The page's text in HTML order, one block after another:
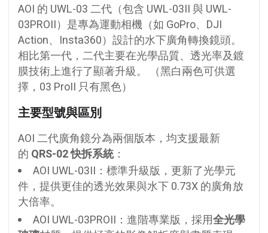
AOI 的 UWL-03 二代（包含 UWL-03II 與 UWL-
03PROII）是專為運動相機（如 GoPro、DJI
Action、Insta360）設計的水下廣角轉換鏡頭。
相比第一代，二代主要在光學品質、透光率及鍍
膜技術上進行了顯著升級。
（黑白兩色可供選
擇，03 ProII 只有黑色）
主要型號與區別
AOI 二代廣角鏡分為兩個版本，均支援最新
的 QRS-02 快拆系統：
AOI UWL-03II：標準升級版，更新了光學元
件，提供更佳的透光效果與水下 0.73X 的廣角放
大倍率。
AOI UWL-03PROII：進階專業版，採用全光學